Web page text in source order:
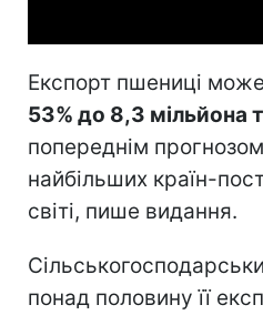
Експорт пшениці
53% до 8,3 мільйона
попереднім
найбільших країн-
світі, пише видання.
понад половину її